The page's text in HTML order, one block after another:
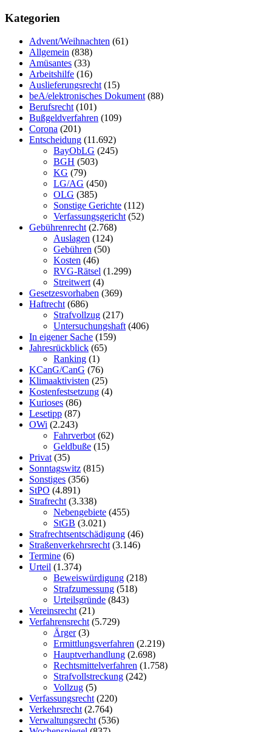
Kategorien
Advent/Weihnachten (61)
Allgemein (838)
Amüsantes (33)
Arbeitshilfe (16)
Auslieferungsrecht(15)
beA/elektronisches Dokument(88)
Berufsrecht(101)
Bußgeldverfahren (109)
Corona (201)
Entscheidung (11.692)
BayObLG (245)
BGH (503)
KG (79)
LG/AG (450)
OLG (385)
Sonstige Gerichte (112)
Verfassungsgericht(52)
Gebührenrecht(2.768)
Auslagen (124)
Gebühren (50)
Kosten (46)
RVG-Rätsel (1.299)
Streitwert(4)
Gesetzesvorhaben (369)
Haftrecht(686)
Strafvollzug (217)
Untersuchungshaft(406)
In eigener Sache (159)
Jahresrückblick (65)
Ranking (1)
KCanG/CanG (76)
Klimaaktivisten (25)
Kostenfestsetzung (4)
Kurioses (86)
Lesetipp (87)
OWi (2.243)
Fahrverbot(62)
Geldbuße (15)
Privat(35)
Sonntagswitz (815)
Sonstiges (356)
StPO (4.891)
Strafrecht(3.338)
Nebengebiete (455)
StGB (3.021)
Strafrechtsentschädigung (46)
Straßenverkehrsrecht(3.146)
Termine (6)
Urteil (1.374)
Beweiswürdigung (218)
Strafzumessung (518)
Urteilsgründe (843)
Vereinsrecht(21)
Verfahrensrecht(5.729)
Ärger(3)
Ermittlungsverfahren (2.219)
Hauptverhandlung (2.698)
Rechtsmittelverfahren (1.758)
Strafvollstreckung (242)
Vollzug (5)
Verfassungsrecht(220)
Verkehrsrecht(2.764)
Verwaltungsrecht(536)